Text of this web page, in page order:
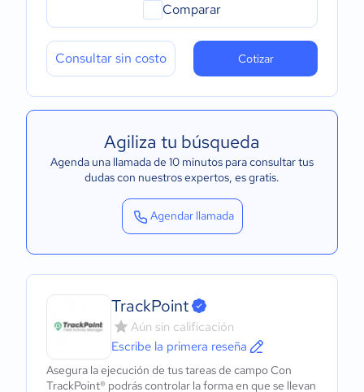
Comparar
Consultar sin costo Cotizar
Agiliza tu búsqueda
Agenda una llamada de 10 minutos para consultar tus
dudas con nuestros expertos, es gratis.
Agendar llamada
TrackPoint
Aún sin calificación
Escribe la primera reseña
Asegura la ejecución de tus tareas de campo Con
TrackPoint® podrás controlar la forma en que se llevan